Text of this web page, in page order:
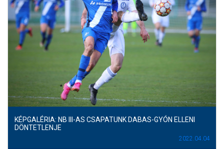
KÉPGALÉRIA: NB III-AS CSAPATUNK DABAS-GYÓN ELLENI
DÖNTETLENJE
2022.04.04